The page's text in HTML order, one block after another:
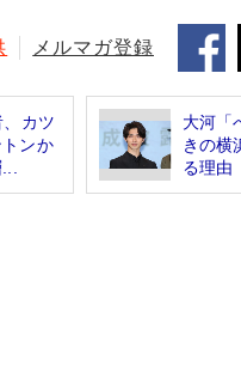
メルマガ登録
、カツ
ンか
大河「
きの横
る理由